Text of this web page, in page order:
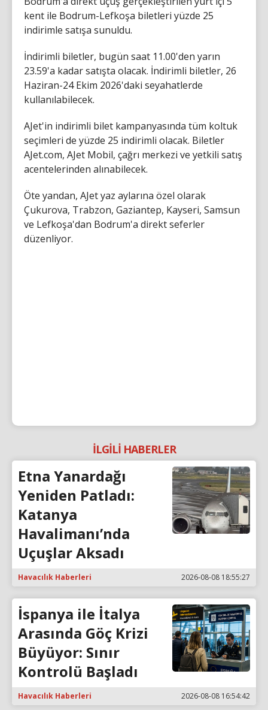
kent ile Bodrum-Lefkoşa biletleri yüzde 25
indirimle satışa sunuldu.
İndirimli biletler, bugün saat 11.00'den yarın
23.59'a kadar satışta olacak. İndirimli biletler, 26
Haziran-24 Ekim 2026'daki seyahatlerde
kullanılabilecek.
AJet'in indirimli bilet kampanyasında tüm koltuk
seçimleri de yüzde 25 indirimli olacak. Biletler
AJet.com, AJet Mobil, çağrı merkezi ve yetkili satış
acentelerinden alınabilecek.
Öte yandan, AJet yaz aylarına özel olarak
Çukurova, Trabzon, Gaziantep, Kayseri, Samsun
ve Lefkoşa'dan Bodrum'a direkt seferler
düzenliyor.
İLGİLİ HABERLER
Etna Yanardağı
Yeniden Patladı:
Katanya
Havalimanı’nda
Uçuşlar Aksadı
Havacılık Haberleri 2026-08-08 18:55:27
İspanya ile İtalya
Arasında Göç Krizi
Büyüyor: Sınır
Kontrolü Başladı
Havacılık Haberleri 2026-08-08 16:54:42